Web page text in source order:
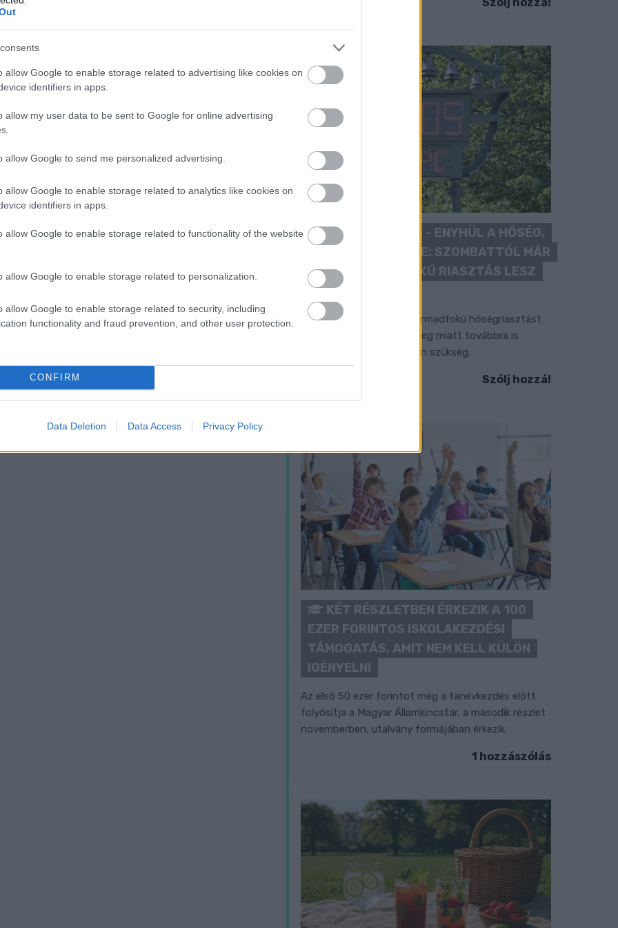
allow Google to enable storage related to advertising like cookies on
identifiers in apps.
allow my user data to be sent to Google for online advertising
allow Google to send me personalized advertising.
allow Google to enable storage related to analytics like cookies on
identifiers in apps.
allow Google to enable storage related to functionality of the website
allow Google to enable storage related to personalization.
allow Google to enable storage related to security, including
functionality and fraud prevention, and other user protection.
CONFIRM
Data Deletion Data Access Privacy Policy
KÁNIKULA 2026 - ENYHÜL A HŐSÉG,
DE MÉG NINCS VÉGE: SZOMBATTÓL MÁR
“CSAK” MÁSODFOKÚ RIASZTÁS LESZ
ÉRVÉNYBEN
A július vége óta tartó harmadfokú hőségriasztást
mérséklik, de a tartós meleg miatt továbbra is
fokozott óvatosságra van szükség.
Szólj hozzá!
KÉT RÉSZLETBEN ÉRKEZIK A 100
EZER FORINTOS ISKOLAKEZDÉSI
TÁMOGATÁS, AMIT NEM KELL KÜLÖN
IGÉNYELNI
Az első 50 ezer forintot még a tanévkezdés előtt
folyósítja a Magyar Államkincstár, a második részlet
novemberben, utalvány formájában érkezik.
1 hozzászólás